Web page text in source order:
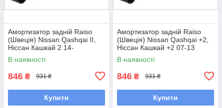
Амортизатор задній Raiso
(Швеція) Nissan Qashqai II,
Ніссан Кашкай 2 14-
#ST130315 UAXPSBI7
В наявності
846 ₴ 931 ₴
Купити
Амортизатор задній Raiso
(Швеція) Nissan Qashqai +2,
Ніссан Кашкай +2 07-13
#ST130315 UAQMZJZ7
В наявності
846 ₴ 931 ₴
Купити